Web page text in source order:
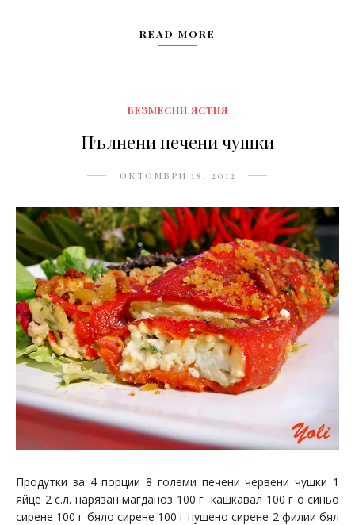
READ MORE
БЕЗМЕСНИ ЯСТИЯ
Пълнени печени чушки
ОКТОМВРИ 18, 2012
Продутки за 4 порции 8 големи печени червени чушки 1
яйце 2 с.л. нарязан магданоз 100 г кашкавал 100 г о синьо
сирене 100 г бяло сирене 100 г пушено сирене 2 филии бял